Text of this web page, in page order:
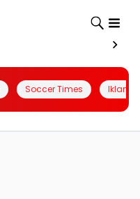
Soccer Times Iklanin